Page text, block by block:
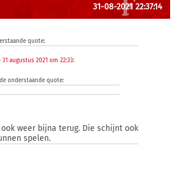
31-08-2021 22:37:14
quote:
31 augustus 2021 om 22:33:
onderstaande quote:
weer bijna terug. Die schijnt ook
spelen.